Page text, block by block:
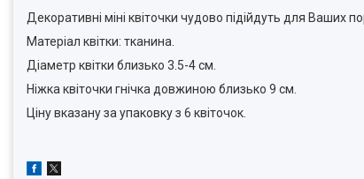
Декоративні міні квіточки чудово підійдуть для Ваших
Матеріал квітки: тканина.
Діаметр квітки близько 3.5-4 см.
Ніжка квіточки гнічка довжиною близько 9 см.
Ціну вказану за упаковку з 6 квіточок.